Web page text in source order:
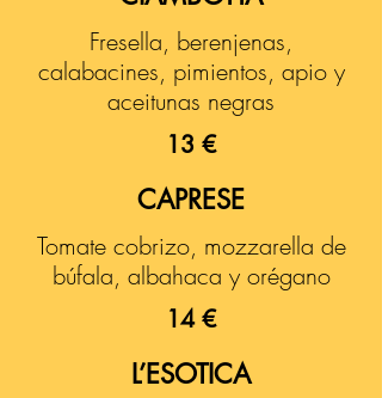
Fresella, berenjenas,
calabacines, pimientos, apio y
aceitunas negras
13 €
CAPRESE
Tomate cobrizo, mozzarella de
búfala, albahaca y orégano
14 €
L’ESOTICA